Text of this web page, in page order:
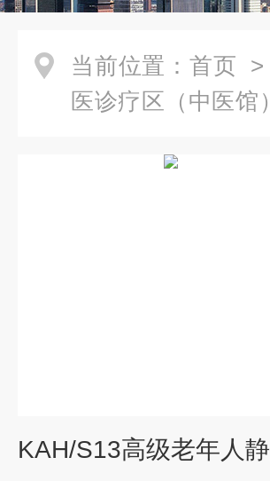
当前位置： 首页 >
医诊疗区（中医馆